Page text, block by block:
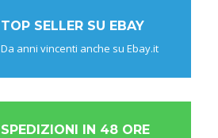
TOP SELLER SU EBAY
Da anni vincenti anche su Ebay.it
SPEDIZIONI IN 48 ORE